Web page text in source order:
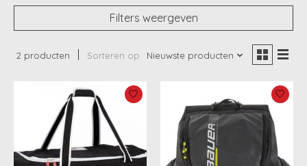
Filters weergeven
2 producten Sorteren op Nieuwste producten